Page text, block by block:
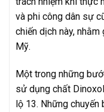
và phi công dân sự
chiến dịch này,
Mỹ.
Một trong những
sử dụng chất
lộ 13. Những chuyến